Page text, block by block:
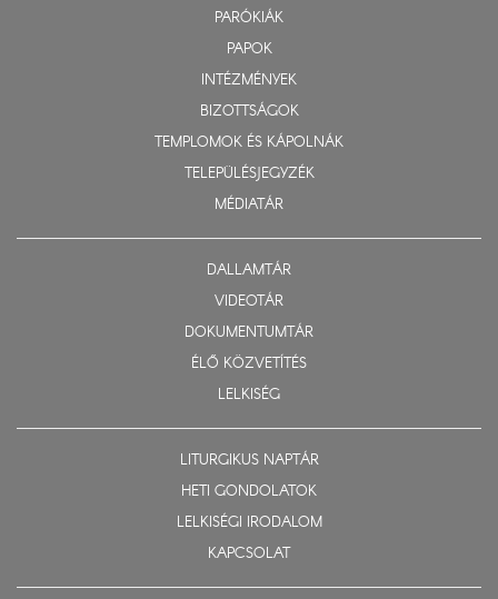
PARÓKIÁK
PAPOK
INTÉZMÉNYEK
BIZOTTSÁGOK
TEMPLOMOK ÉS KÁPOLNÁK
TELEPÜLÉSJEGYZÉK
MÉDIATÁR
DALLAMTÁR
VIDEOTÁR
DOKUMENTUMTÁR
ÉLŐ KÖZVETÍTÉS
LELKISÉG
LITURGIKUS NAPTÁR
HETI GONDOLATOK
LELKISÉGI IRODALOM
KAPCSOLAT